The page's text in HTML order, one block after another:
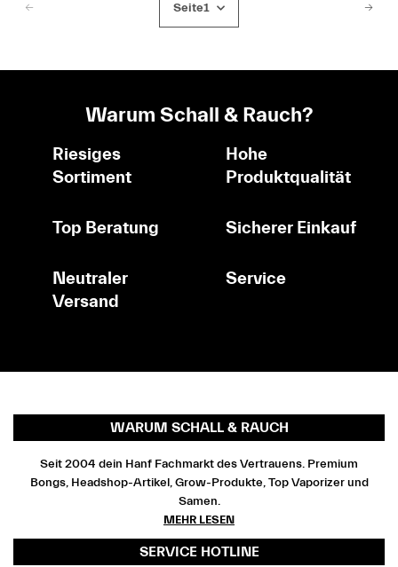
Seite1
Warum Schall & Rauch?
Riesiges
Sortiment
Hohe
Produktqualität
Top Beratung Sicherer Einkauf
Neutraler
Versand
Service
WARUM SCHALL & RAUCH
Seit 2004 dein Hanf Fachmarkt des Vertrauens. Premium
Bongs, Headshop-Artikel, Grow-Produkte, Top Vaporizer und
Samen.
MEHR LESEN
SERVICE HOTLINE